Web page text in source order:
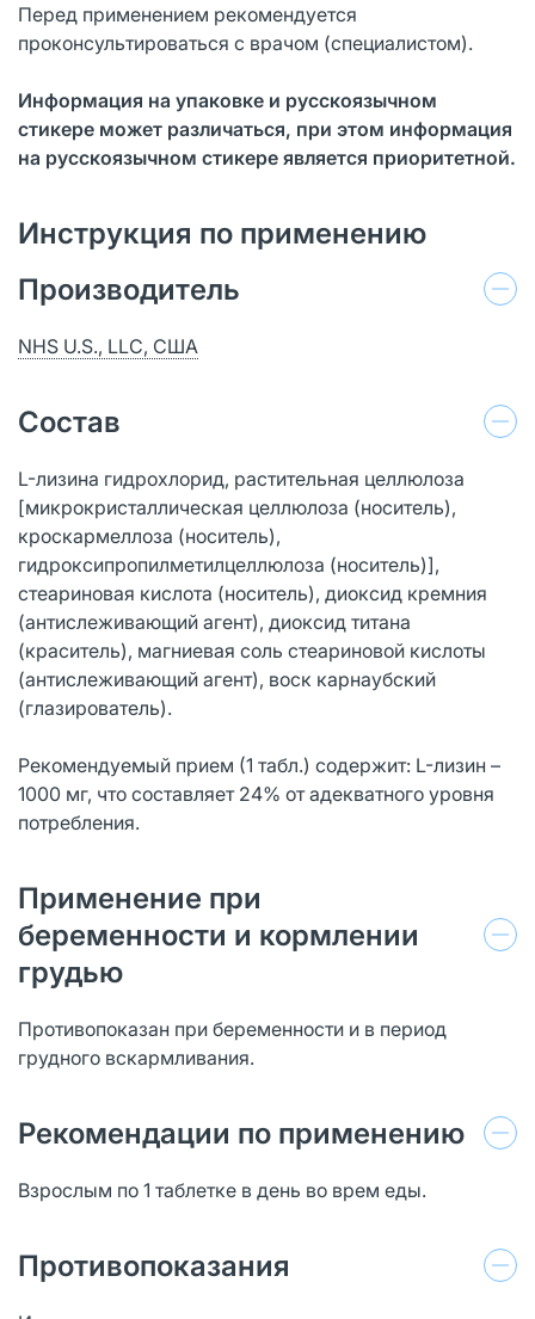
Перед применением рекомендуется
проконсультироваться с врачом (специалистом).
Информация на упаковке и русскоязычном
стикере может различаться, при этом информация
на русскоязычном стикере является приоритетной.
Инструкция по применению
Производитель
NHS U.S., LLC, США
Состав
L-лизина гидрохлорид, растительная целлюлоза
[микрокристаллическая целлюлоза (носитель),
кроскармеллоза (носитель),
гидроксипропилметилцеллюлоза (носитель)],
стеариновая кислота (носитель), диоксид кремния
(антислеживающий агент), диоксид титана
(краситель), магниевая соль стеариновой кислоты
(антислеживающий агент), воск карнаубский
(глазирователь).
Рекомендуемый прием (1 табл.) содержит: L-лизин –
1000 мг, что составляет 24% от адекватного уровня
потребления.
Применение при
беременности и кормлении
грудью
Противопоказан при беременности и в период
грудного вскармливания.
Рекомендации по применению
Взрослым по 1 таблетке в день во врем еды.
Противопоказания